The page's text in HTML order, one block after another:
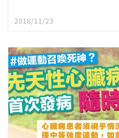
2018/11/23